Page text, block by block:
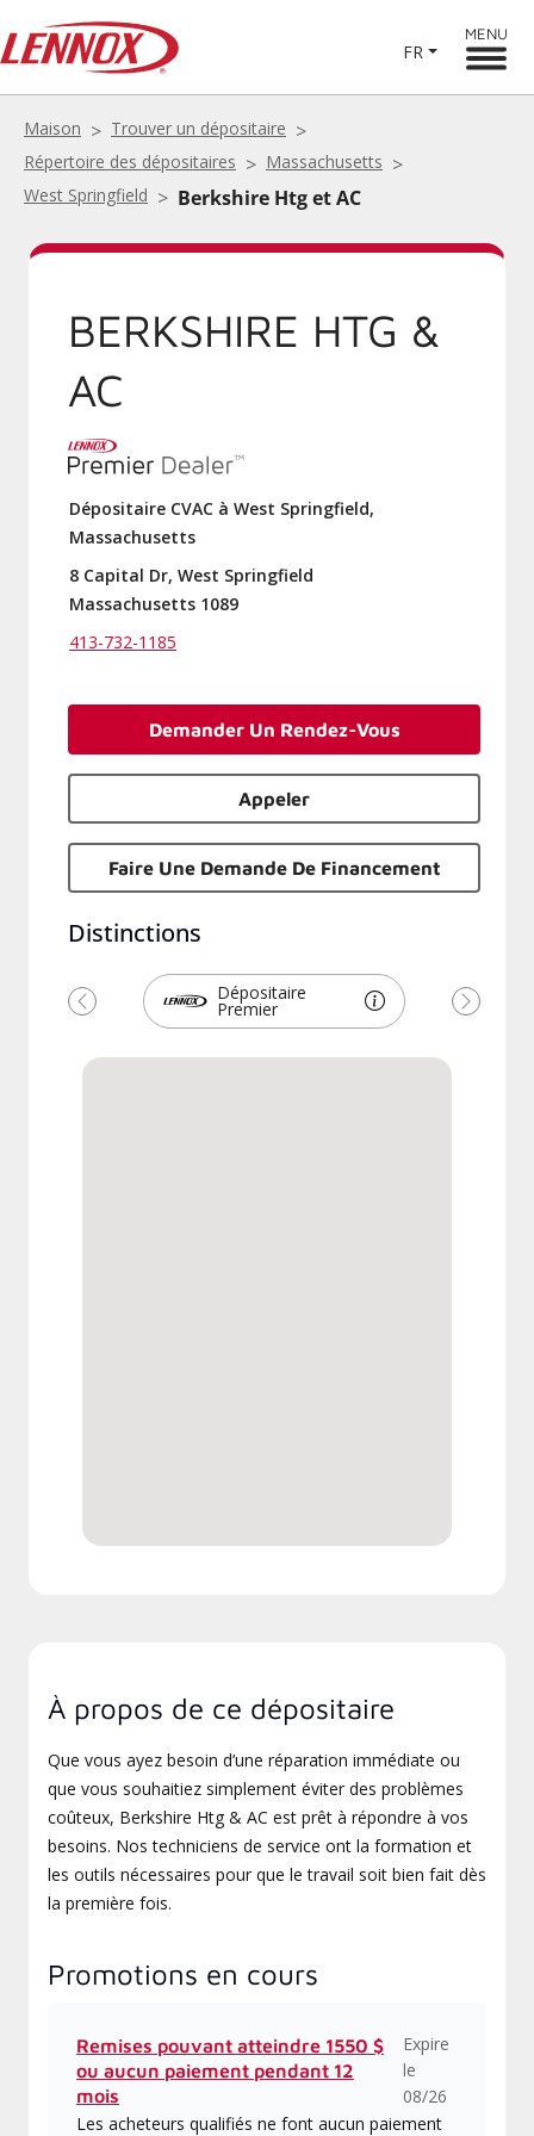
FR
MENU
Maison
Trouver un dépositaire
Répertoire des dépositaires
Massachusetts
West Springfield
Berkshire Htg et AC
BERKSHIRE HTG &
AC
Dépositaire CVAC à West Springfield,
Massachusetts
8 Capital Dr, West Springfield
Massachusetts 1089
413-732-1185
Demander Un Rendez-Vous
Appeler
Faire Une Demande De Financement
Distinctions
Dépositaire
Premier
Précédent Suivant
À propos de ce dépositaire
Que vous ayez besoin d’une réparation immédiate ou
que vous souhaitiez simplement éviter des problèmes
coûteux, Berkshire Htg & AC est prêt à répondre à vos
besoins. Nos techniciens de service ont la formation et
les outils nécessaires pour que le travail soit bien fait dès
la première fois.
Promotions en cours
Remises pouvant atteindre 1550 $
ou aucun paiement pendant 12
mois
Expire
le
08/26
Les acheteurs qualifiés ne font aucun paiement